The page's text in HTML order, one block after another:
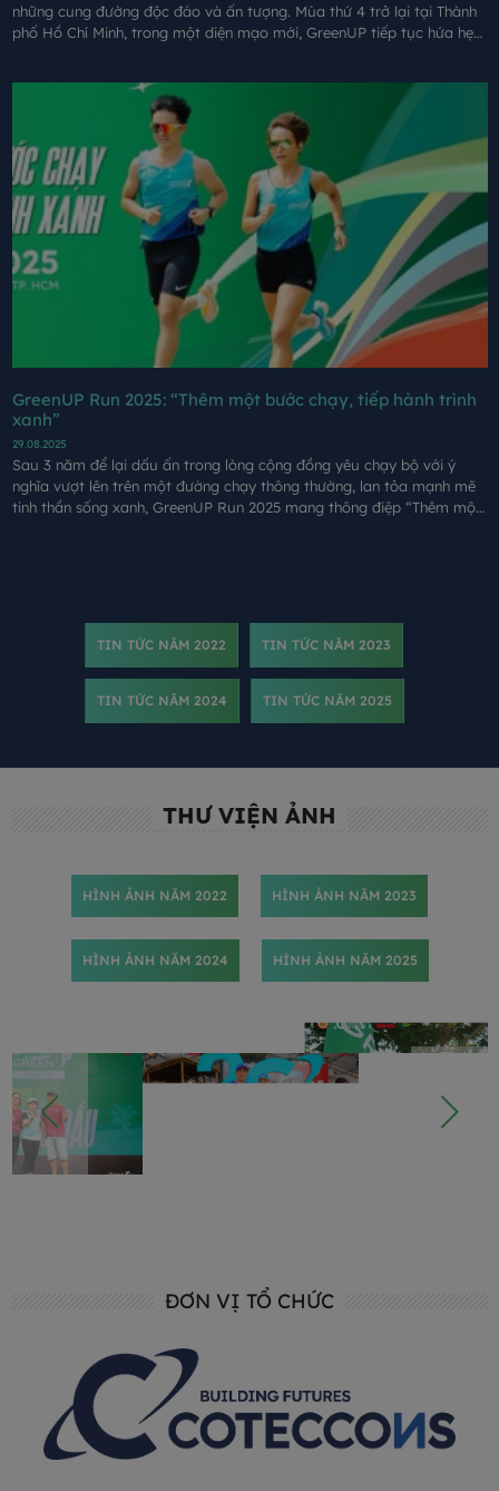
những cung đường độc đáo và ấn tượng. Mùa thứ 4 trở lại tại Thành
phố Hồ Chí Minh, trong một diện mạo mới, GreenUP tiếp tục hứa hẹn
GreenUP Run 2025: “Thêm một bước chạy, tiếp hành trình
xanh”
29.08.2025
Sau 3 năm để lại dấu ấn trong lòng cộng đồng yêu chạy bộ với ý
nghĩa vượt lên trên một đường chạy thông thường, lan tỏa mạnh mẽ
tinh thần sống xanh, GreenUP Run 2025 mang thông điệp “Thêm một
TIN TỨC NĂM 2022 TIN TỨC NĂM 2023
TIN TỨC NĂM 2024 TIN TỨC NĂM 2025
THƯ VIỆN ẢNH
HÌNH ẢNH NĂM 2022 HÌNH ẢNH NĂM 2023
HÌNH ẢNH NĂM 2024 HÌNH ẢNH NĂM 2025
ĐƠN VỊ TỔ CHỨC